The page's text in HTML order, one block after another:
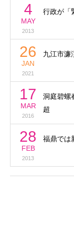
4
MAY
2013
行政が「
26
JAN
2021
九江市濂
17
MAR
2016
洞庭碧螺
超
28
FEB
2013
福鼎では